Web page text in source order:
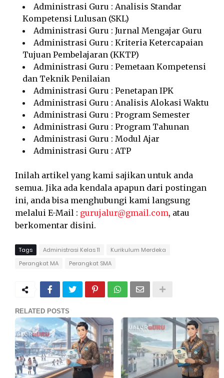
Administrasi Guru : Analisis Standar
Kompetensi Lulusan (SKL)
Administrasi Guru : Jurnal Mengajar Guru
Administrasi Guru : Kriteria Ketercapaian
Tujuan Pembelajaran (KKTP)
Administrasi Guru : Pemetaan Kompetensi
dan Teknik Penilaian
Administrasi Guru : Penetapan IPK
Administrasi Guru : Analisis Alokasi Waktu
Administrasi Guru : Program Semester
Administrasi Guru : Program Tahunan
Administrasi Guru : Modul Ajar
Administrasi Guru : ATP
Inilah artikel yang kami sajikan untuk anda
semua. Jika ada kendala apapun dari postingan
ini, anda bisa menghubungi kami langsung
melalui E-Mail : gurujalur@gmail.com, atau
berkomentar disini.
Tags Administrasi Kelas 11
Kurikulum Merdeka
Perangkat MA
Perangkat SMA
RELATED POSTS